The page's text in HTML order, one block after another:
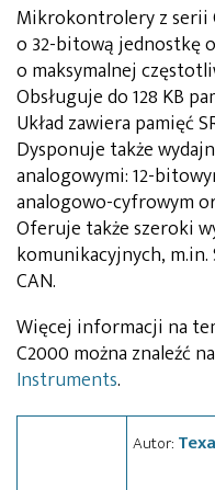
Mikrokontrolery z serii
o 32-bitową jednostkę
o maksymalnej
Obsługuje do 128 KB
Układ zawiera pamięć
Dysponuje także
analogowymi: 12-
analogowo-cyfrowym
Oferuje także szeroki
komunikacyjnych, m.in.
CAN.
Więcej informacji na
C2000 można znaleźć na
Instruments.
Autor: